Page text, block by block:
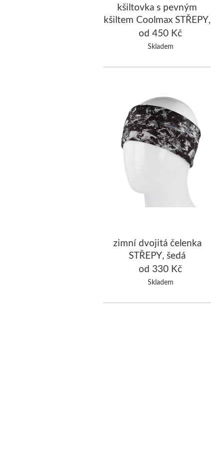
kšiltovka s pevným
kšiltem Coolmax STŘEPY,
černá/šedá
od 450 Kč
Skladem
zimní dvojitá čelenka
STŘEPY, šedá
od 330 Kč
Skladem